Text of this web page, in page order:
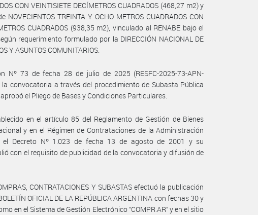
CON VEINTISIETE DECÍMETROS CUADRADOS (468,27 m2) y
TREINTA Y OCHO METROS CUADRADOS CON
CUADRADOS (938,35 m2), vinculado al RENABE bajo el
requerimiento formulado por la DIRECCIÓN NACIONAL DE
Y ASUNTOS COMUNITARIOS.
Nº 73 de fecha 28 de julio de 2025 (RESFC-2025-73-APN-
convocatoria a través del procedimiento de Subasta Pública
el Pliego de Bases y Condiciones Particulares.
en el artículo 85 del Reglamento de Gestión de Bienes
y en el Régimen de Contrataciones de la Administración
el Decreto Nº 1.023 de fecha 13 de agosto de 2001 y su
con el requisito de publicidad de la convocatoria y difusión de
CONTRATACIONES Y SUBASTAS efectuó la publicación
OFICIAL DE LA REPÚBLICA ARGENTINA con fechas 30 y
en el Sistema de Gestión Electrónico “COMPR.AR” y en el sitio